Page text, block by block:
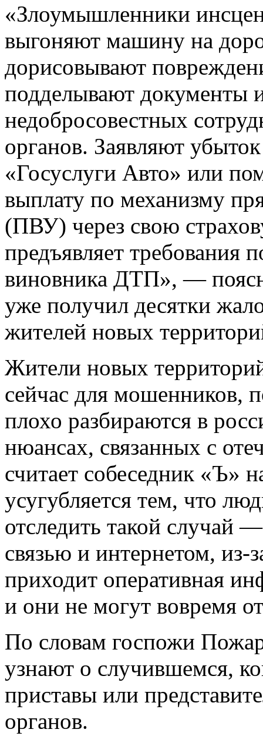
«Злоумышленники
выгоняют машину на
дорисовывают
подделывают документы
недобросовестных
органов. Заявляют
«Госуслуги Авто» или
выплату по механизму
(ПВУ) через свою
предъявляет требования
виновника ДТП», —
уже получил десятки
жителей новых
Жители новых
сейчас для мошенников,
плохо разбираются в
нюансах, связанных с
считает собеседник «Ъ»
усугубляется тем, что
отследить такой случай
связью и интернетом, из-
приходит оперативная
и они не могут вовремя
По словам госпожи
узнают о случившемся,
приставы или
органов.